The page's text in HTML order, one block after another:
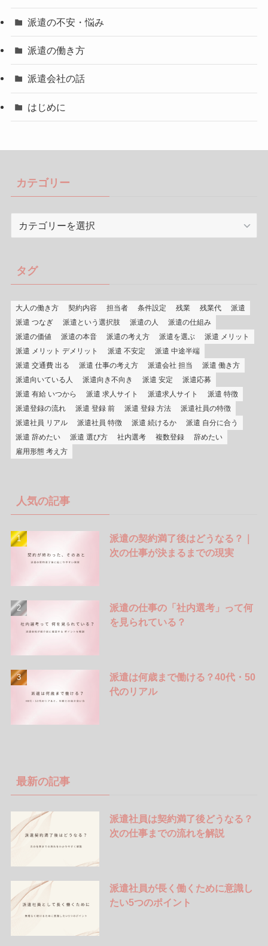
派遣の不安・悩み
派遣の働き方
派遣会社の話
はじめに
カテゴリー
ー
タグ
大人の働き方 契約内容 担当者 条件設定 残業 残業代
派遣
派遣 つなぎ
派遣という選択肢 派遣の人
派遣の仕組み
派遣の価値
派遣の本音 派遣の考え方 派遣を選ぶ
派遣 メリット
派遣 メリット デメリット
派遣 不安定
派遣 中途半端
派遣 交通費 出る
派遣 仕事の考え方 派遣会社 担当
派遣 働き方
派遣向いている人
派遣向き不向き 派遣 安定
派遣応募
派遣 有給 いつから
派遣 求人サイト 派遣求人サイト
派遣 特徴
派遣登録の流れ
派遣 登録 前 派遣 登録 方法
派遣社員の特徴
派遣社員 リアル
派遣社員 特徴 派遣 続けるか
派遣 自分に合う
派遣 辞めたい
派遣 選び方 社内選考 複数登録
辞めたい
雇用形態 考え方
人気の記事
派遣の契約満了後はどうなる？｜
次の仕事が決まるまでの現実
派遣の仕事の「社内選考」って何
を見られている？
派遣は何歳まで働ける？40代・50
代のリアル
最新の記事
派遣社員は契約満了後どうなる？
次の仕事までの流れを解説
派遣社員が長く働くために意識し
たい5つのポイント